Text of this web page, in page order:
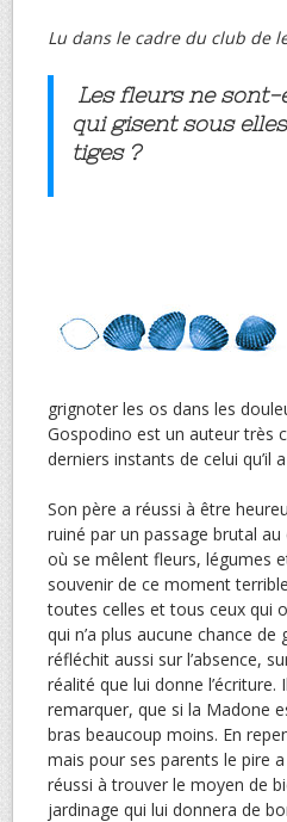
Lu dans le cadre du club de
Les fleurs ne sont-
qui gisent sous
tiges ?
grignoter les os dans les
Gospodino est un auteur très
derniers instants de celui qu’il
Son père a réussi à être
ruiné par un passage brutal
où se mêlent fleurs, légumes
souvenir de ce moment
toutes celles et tous ceux qui
qui n’a plus aucune chance
réfléchit aussi sur l’absence,
réalité que lui donne
remarquer, que si la Madone
bras beaucoup moins. En
mais pour ses parents le pire
réussi à trouver le moyen de
jardinage qui lui donnera de